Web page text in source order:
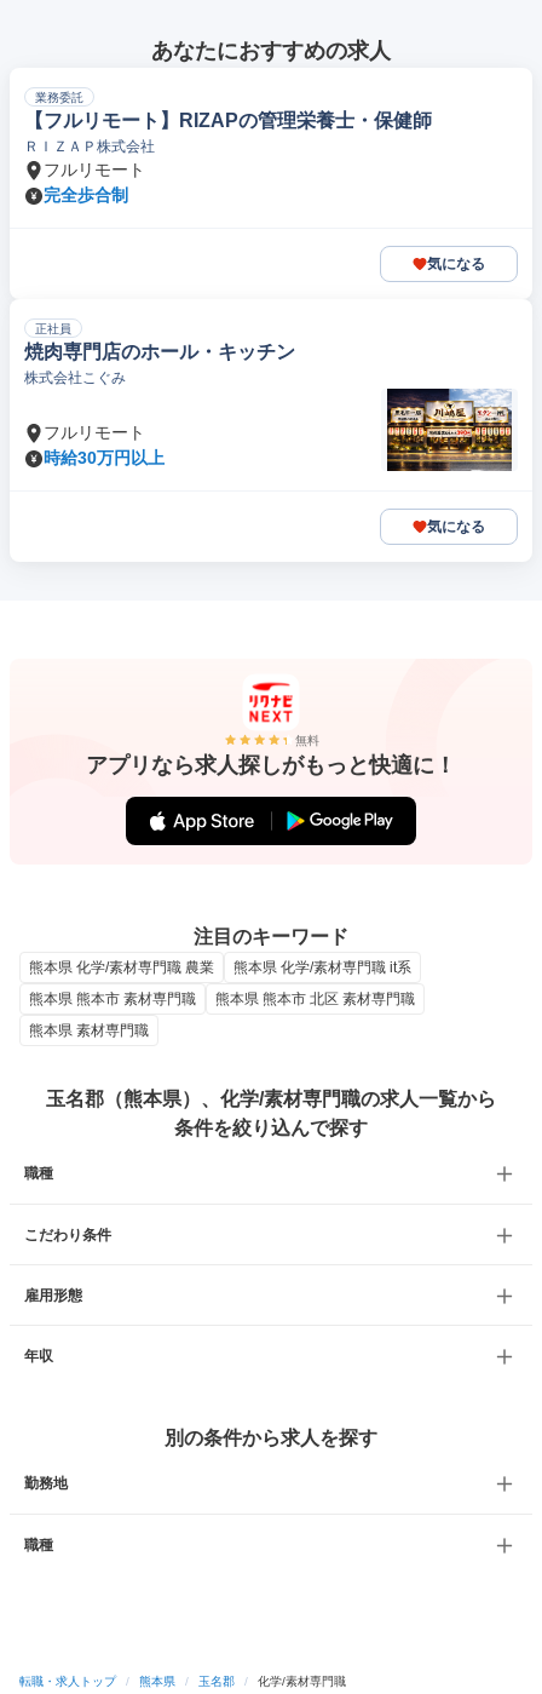
あなたにおすすめの求人
業務委託
【フルリモート】RIZAPの管理栄養士・保健師
ＲＩＺＡＰ株式会社
フルリモート
完全歩合制
気になる
正社員
焼肉専門店のホール・キッチン
株式会社こぐみ
フルリモート
時給30万円以上
気になる
無料
アプリなら求人探しがもっと快適に！
注目のキーワード
熊本県 化学/素材専門職 農業
熊本県 化学/素材専門職 it系
熊本県 熊本市 素材専門職
熊本県 熊本市 北区 素材専門職
熊本県 素材専門職
玉名郡（熊本県）、化学/素材専門職の求人一覧から
条件を絞り込んで探す
職種
こだわり条件
雇用形態
年収
別の条件から求人を探す
勤務地
職種
転職・求人トップ / 熊本県 / 玉名郡 / 化学/素材専門職